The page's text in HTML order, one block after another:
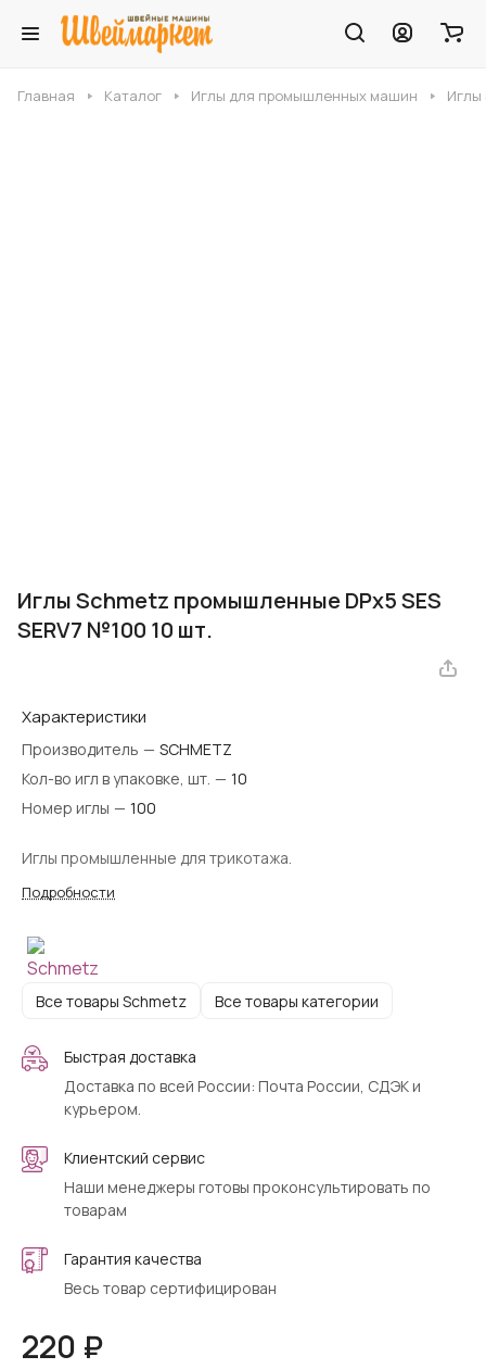
Главная Каталог Иглы для промышленных машин Иглы
Иглы Schmetz промышленные DPx5 SES
SERV7 №100 10 шт.
Характеристики
Производитель — SCHMETZ
Кол-во игл в упаковке, шт. — 10
Номер иглы — 100
Иглы промышленные для трикотажа.
Подробности
Все товары Schmetz Все товары категории
Быстрая доставка
Доставка по всей России: Почта России, СДЭК и
курьером.
Клиентский сервис
Наши менеджеры готовы проконсультировать по
товарам
Гарантия качества
Весь товар сертифицирован
220 ₽